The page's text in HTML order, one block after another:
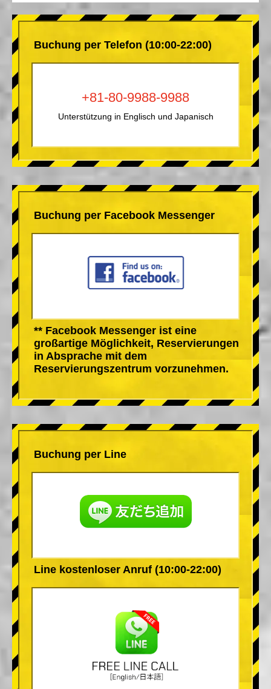
Buchung per Telefon (10:00-22:00)
+81-80-9988-9988
Unterstützung in Englisch und Japanisch
Buchung per Facebook Messenger
** Facebook Messenger ist eine
großartige Möglichkeit, Reservierungen
in Absprache mit dem
Reservierungszentrum vorzunehmen.
Buchung per Line
Line kostenloser Anruf (10:00-22:00)